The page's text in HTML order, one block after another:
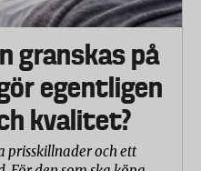
granskas på
egentligen
kvalitet?
prisskillnader och ett